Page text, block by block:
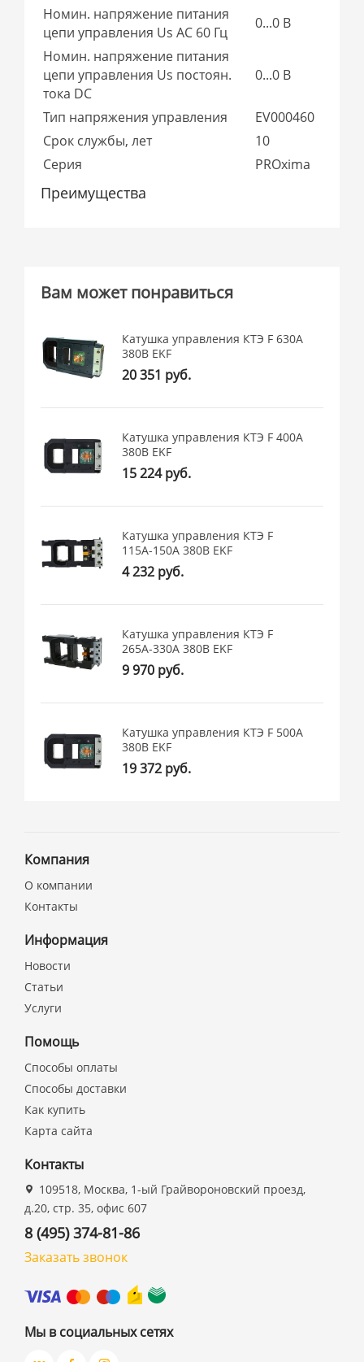
Номин. напряжение питания
цепи управления Us AC 60 Гц
0...0 В
Номин. напряжение питания
цепи управления Us постоян.
тока DC
0...0 В
Тип напряжения управления
EV000460
Срок службы, лет
10
Серия
PROxima
Преимущества
Вам может понравиться
Катушка управления КТЭ F 630А
380В EKF
20 351 руб.
Катушка управления КТЭ F 400А
380В EKF
15 224 руб.
Катушка управления КТЭ F
115А-150А 380В EKF
4 232 руб.
Катушка управления КТЭ F
265А-330А 380В EKF
9 970 руб.
Катушка управления КТЭ F 500А
380В EKF
19 372 руб.
Компания
О компании
Контакты
Информация
Новости
Статьи
Услуги
Помощь
Способы оплаты
Способы доставки
Как купить
Карта сайта
Контакты
109518, Москва, 1-ый Грайвороновский проезд,
д.20, стр. 35, офис 607
8 (495) 374-81-86
Заказать звонок
Мы в социальных сетях